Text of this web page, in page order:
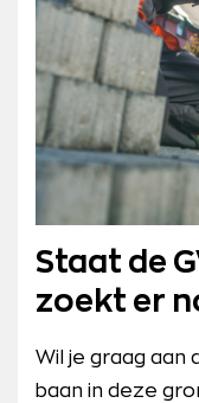
Staat de
zoekt er
Wil je graag aan
baan in deze